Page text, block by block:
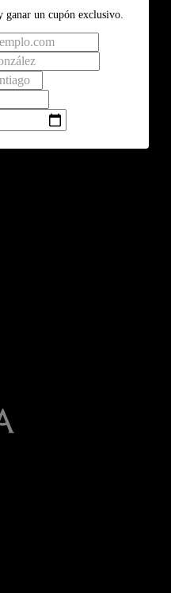
ganar un cupón exclusivo.